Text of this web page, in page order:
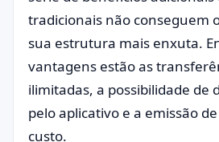
tradicionais não conseguem
sua estrutura mais enxuta.
vantagens estão as
ilimitadas, a possibilidade de
pelo aplicativo e a emissão
custo.